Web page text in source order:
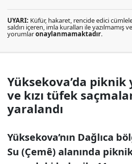
UYARI: Küfür, hakaret, rencide edici
saldırı içeren, imla kuralları ile yazılmamış
yorumlaronaylanmamaktadır.
Yüksekova’da piknik
ve kızı tüfek
yaralandı
Yüksekova’nın Dağlıca
Su (Çemê) alanında